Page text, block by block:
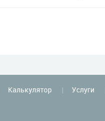
Калькулятор Услуги